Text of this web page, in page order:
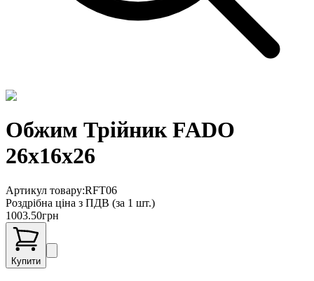
Обжим Трiйник FADO
26х16х26
Артикул товару:RFT06
Роздрібна ціна з ПДВ (за 1 шт.)
1003.50грн
Купити